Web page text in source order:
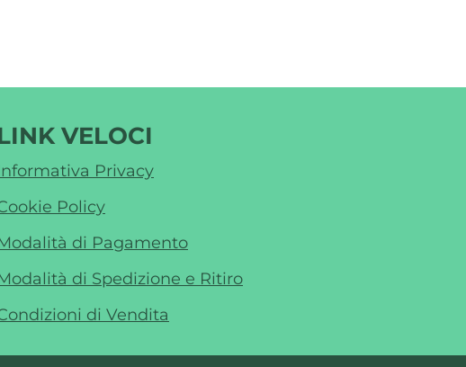
VELOCI
Privacy
Policy
di Pagamento
di Spedizione e Ritiro
di Vendita